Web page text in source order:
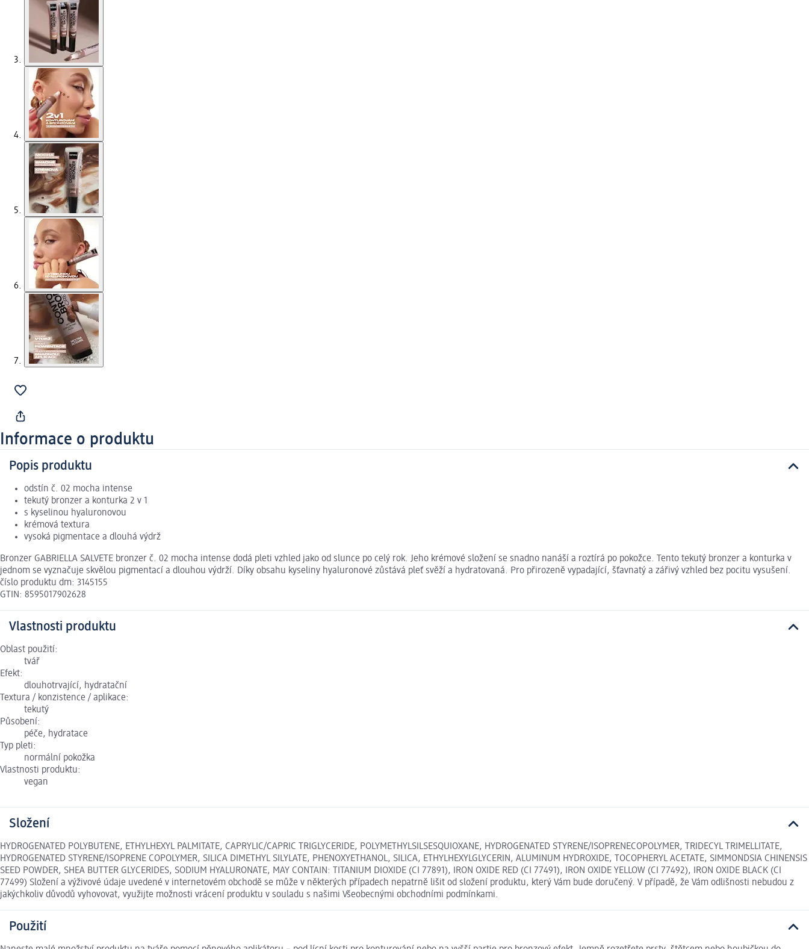
Informace o produktu
Popis produktu
odstín č. 02 mocha intense
tekutý bronzer a konturka 2 v 1
s kyselinou hyaluronovou
krémová textura
vysoká pigmentace a dlouhá výdrž
Bronzer GABRIELLA SALVETE bronzer č. 02 mocha intense dodá pleti vzhled jako od slunce po celý rok. Jeho krémové složení se snadno nanáší a roztírá po pokožce. Tento tekutý bronzer a konturka v
jednom se vyznačuje skvělou pigmentací a dlouhou výdrží. Díky obsahu kyseliny hyaluronové zůstává pleť svěží a hydratovaná. Pro přirozeně vypadající, šťavnatý a zářivý vzhled bez pocitu vysušení.
číslo produktu dm: 3145155
GTIN: 8595017902628
Vlastnosti produktu
Oblast použití:
tvář
Efekt:
dlouhotrvající, hydratační
Textura / konzistence / aplikace:
tekutý
Působení:
péče, hydratace
Typ pleti:
normální pokožka
Vlastnosti produktu:
vegan
Složení
HYDROGENATED POLYBUTENE, ETHYLHEXYL PALMITATE, CAPRYLIC/CAPRIC TRIGLYCERIDE, POLYMETHYLSILSESQUIOXANE, HYDROGENATED STYRENE/ISOPRENECOPOLYMER, TRIDECYL TRIMELLITATE,
HYDROGENATED STYRENE/ISOPRENE COPOLYMER, SILICA DIMETHYL SILYLATE, PHENOXYETHANOL, SILICA, ETHYLHEXYLGLYCERIN, ALUMINUM HYDROXIDE, TOCOPHERYL ACETATE, SIMMONDSIA CHINENSIS
SEED POWDER, SHEA BUTTER GLYCERIDES, SODIUM HYALURONATE, MAY CONTAIN: TITANIUM DIOXIDE (CI 77891), IRON OXIDE RED (CI 77491), IRON OXIDE YELLOW (CI 77492), IRON OXIDE BLACK (CI
77499) Složení a výživové údaje uvedené v internetovém obchodě se může v některých případech nepatrně lišit od složení produktu, který Vám bude doručený. V případě, že Vám odlišnosti nebudou z
jakýchkoliv důvodů vyhovovat, využijte možnosti vrácení produktu v souladu s našimi Všeobecnými obchodními podmínkami.
Použití